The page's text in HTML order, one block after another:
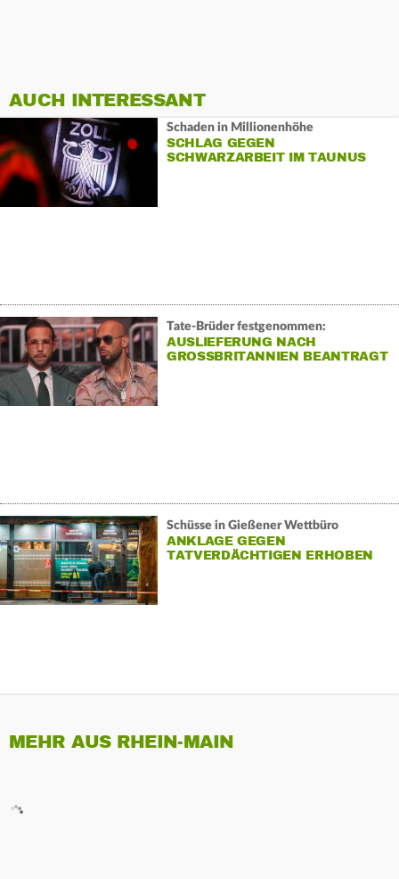
AUCH INTERESSANT
Schaden in Millionenhöhe
SCHLAG GEGEN
SCHWARZARBEIT IM TAUNUS
Tate-Brüder festgenommen:
AUSLIEFERUNG NACH
GROSSBRITANNIEN BEANTRAGT
Schüsse in Gießener Wettbüro
ANKLAGE GEGEN
TATVERDÄCHTIGEN ERHOBEN
MEHR AUS RHEIN-MAIN